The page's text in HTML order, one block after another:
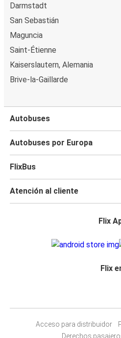
Macedo de
Poitiers
Macedo de
Toulouse
Macedo de
Darmstadt
San Sebastián
Maguncia
Saint-Étienne
Kaiserslautern, Alemania
Brive-la-Gaillarde
Autobuses
Autobuses por Europa
FlixBus
Atención al cliente
Flix
Flix
Acceso para distribuidor
Derechos